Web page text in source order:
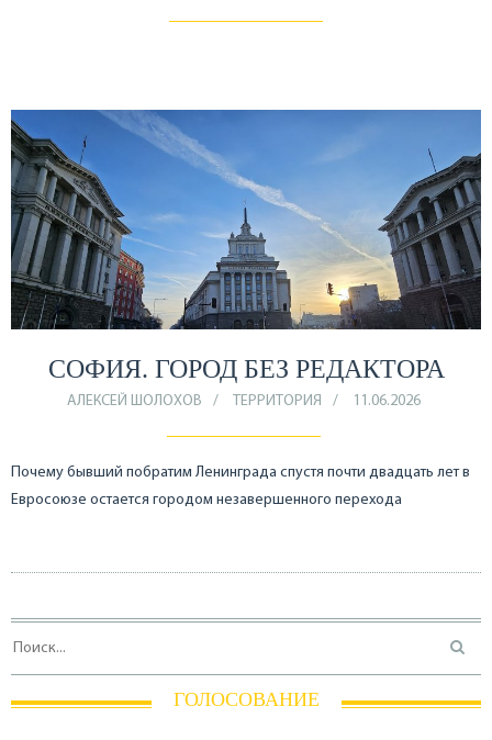
СОФИЯ. ГОРОД БЕЗ РЕДАКТОРА
АЛЕКСЕЙ ШОЛОХОВ ТЕРРИТОРИЯ 11.06.2026
Почему бывший побратим Ленинграда спустя почти двадцать лет в
Евросоюзе остается городом незавершенного перехода
ГОЛОСОВАНИЕ